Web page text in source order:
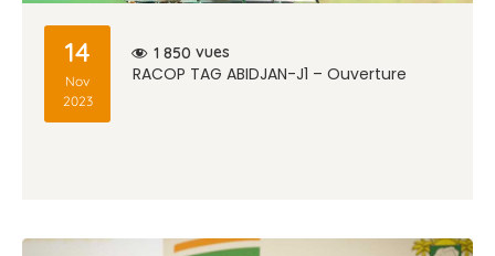
1 850 vues
14
Nov
2023
RACOP TAG ABIDJAN-J1 – Ouverture